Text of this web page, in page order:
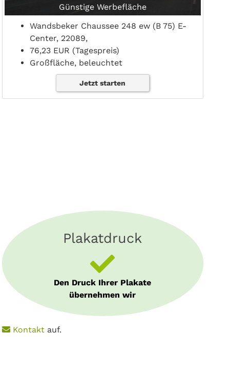
Günstige Werbefläche
Wandsbeker Chaussee 248 ew (B 75) E-
Center, 22089,
76,23 EUR (Tagespreis)
Großfläche, beleuchtet
Jetzt starten
Plakatdruck
Den Druck Ihrer Plakate
übernehmen wir
Kontaktauf.